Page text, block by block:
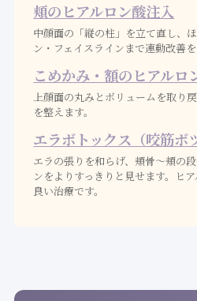
頬のヒアルロン酸注入
中顔面の「縦の柱」を立て直し、
ン・フェイスラインまで連動改善を
こめかみ・額のヒアルロ
上顔面の丸みとボリュームを取り
を整えます。
エラボトックス（咬筋ボ
エラの張りを和らげ、頬骨〜頬の
ンをよりすっきりと見せます。ヒ
良い治療です。